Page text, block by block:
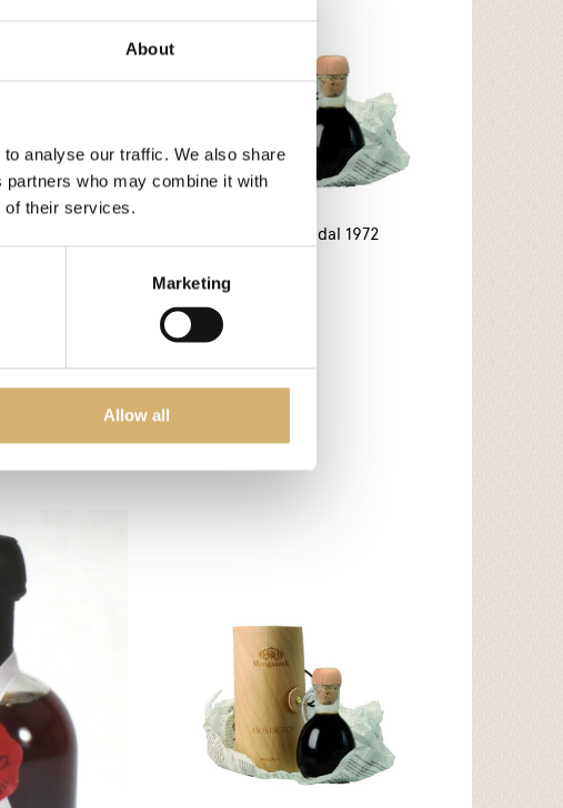
About
analyse our traffic. We also share
who may combine it with
of their services.
Marketing
Allow all
Dimenticato dal 1972